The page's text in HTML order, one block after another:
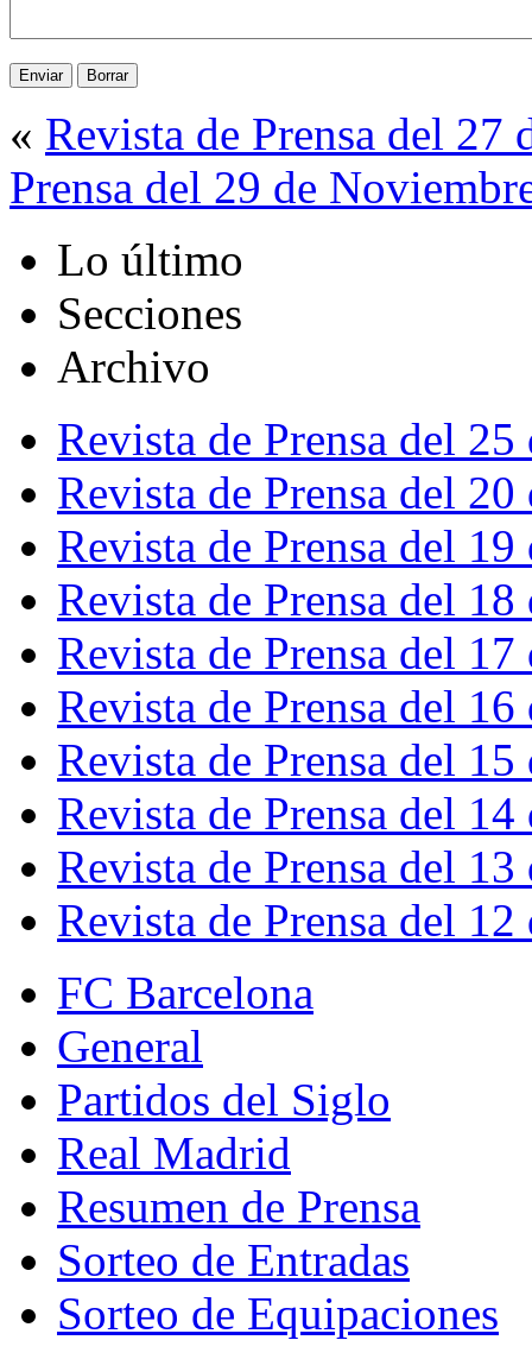
« Revista de Prensa del 27
Prensa del 29 de
Lo último
Secciones
Archivo
Revista de Prensa del
Revista de Prensa del
Revista de Prensa del
Revista de Prensa del
Revista de Prensa del
Revista de Prensa del
Revista de Prensa del
Revista de Prensa del
Revista de Prensa del
Revista de Prensa del
FC Barcelona
General
Partidos del Siglo
Real Madrid
Resumen de Prensa
Sorteo de Entradas
Sorteo de Equipaciones